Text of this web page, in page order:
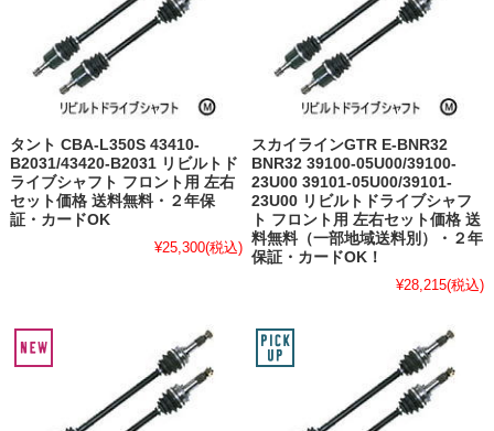
タント CBA-L350S 43410-
B2031/43420-B2031 リビルトド
ライブシャフト フロント用 左右
セット価格 送料無料・２年保
証・カードOK
¥25,300(税込)
スカイラインGTR E-BNR32
BNR32 39100-05U00/39100-
23U00 39101-05U00/39101-
23U00 リビルトドライブシャフ
ト フロント用 左右セット価格 送
料無料（一部地域送料別）・２年
保証・カードOK！
¥28,215(税込)